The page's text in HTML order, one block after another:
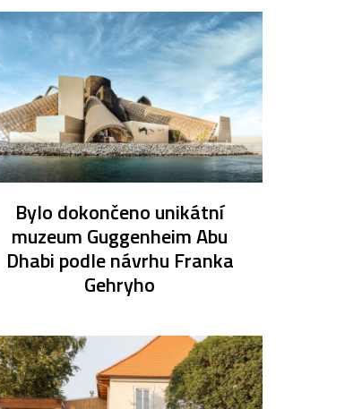
Bylo dokončeno unikátní
muzeum Guggenheim Abu
Dhabi podle návrhu Franka
Gehryho